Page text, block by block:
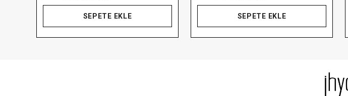
SEPETE EKLE SEPETE EKLE